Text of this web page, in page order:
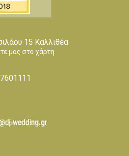
15 Καλλιθέα
μας στο χάρτη